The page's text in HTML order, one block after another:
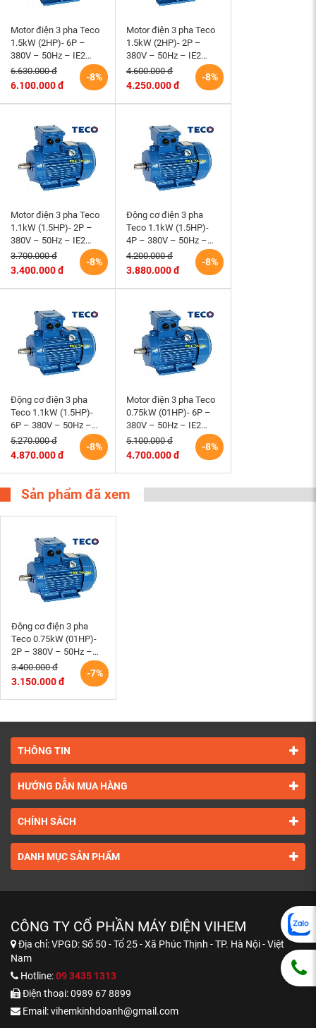
Motor điện 3 pha Teco
1.5kW (2HP)- 6P –
380V – 50Hz – IE2
-100L- B3 Đài Loan
-8%
6.630.000 đ
6.100.000 đ
Motor điện 3 pha Teco
1.5kW (2HP)- 2P –
380V – 50Hz – IE2
-90S- B3 Đài Loan
-8%
4.600.000 đ
4.250.000 đ
Motor điện 3 pha Teco
1.1kW (1.5HP)- 2P –
380V – 50Hz – IE2
-80M- B3 Đài Loan
-8%
3.700.000 đ
3.400.000 đ
Động cơ điện 3 pha
Teco 1.1kW (1.5HP)-
4P – 380V – 50Hz –
IE2 -90S- B3 Đài Loan
-8%
4.200.000 đ
3.880.000 đ
Động cơ điện 3 pha
Teco 1.1kW (1.5HP)-
6P – 380V – 50Hz –
IE2 -90L- B3 Đài Loan
-8%
5.270.000 đ
4.870.000 đ
Motor điện 3 pha Teco
0.75kW (01HP)- 6P –
380V – 50Hz – IE2
-90S – B3 Đài Loan
-8%
5.100.000 đ
4.700.000 đ
Sản phẩm đã xem
Động cơ điện 3 pha
Teco 0.75kW (01HP)-
2P – 380V – 50Hz –
IE2 -80M – B3 Đài Loan
-7%
3.400.000 đ
3.150.000 đ
THÔNG TIN
HƯỚNG DẪN MUA HÀNG
CHÍNH SÁCH
DANH MỤC SẢN PHẨM
CÔNG TY CỔ PHẦN MÁY ĐIỆN VIHEM
Địa chỉ:VPGD: Số 50 - Tổ 25 - Xã Phúc Thịnh - TP. Hà Nội - Việt
Nam
Hotline:09 3435 1313
Điện thoại:0989 67 8899
Email:vihemkinhdoanh@gmail.com